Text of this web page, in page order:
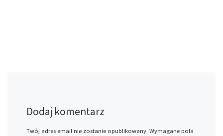
Dodaj komentarz
Twój adres email nie zostanie opublikowany. Wymagane pola